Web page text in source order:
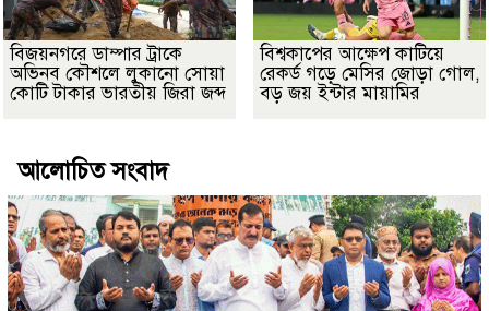
বিজয়নগরে ডাম্পার ট্রাকে
অভিনব কৌশলে লুকানো সোয়া
কোটি টাকার ভারতীয় জিরা জব্দ
বিশ্বকাপের আক্ষেপ কাটিয়ে
রেকর্ড গড়ে মেসির জোড়া গোল,
বড় জয় ইন্টার মায়ামির
আলোচিত সংবাদ